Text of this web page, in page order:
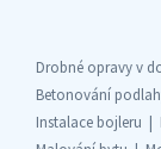
Drobné opravy v
Betonování
Instalace bojleru